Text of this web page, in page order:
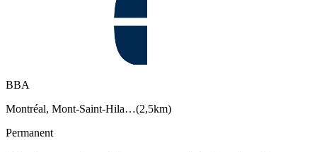
BBA
Montréal, Mont-Saint-Hila…(2,5km)
Permanent